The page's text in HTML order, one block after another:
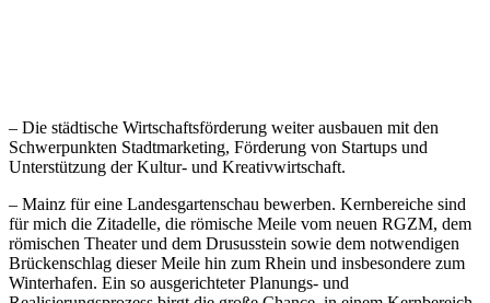
– Die städtische Wirtschaftsförderung weiter ausbauen mit den
Schwerpunkten Stadtmarketing, Förderung von Startups und
Unterstützung der Kultur- und Kreativwirtschaft.
– Mainz für eine Landesgartenschau bewerben. Kernbereiche sind
für mich die Zitadelle, die römische Meile vom neuen RGZM, dem
römischen Theater und dem Drususstein sowie dem notwendigen
Brückenschlag dieser Meile hin zum Rhein und insbesondere zum
Winterhafen. Ein so ausgerichteter Planungs- und